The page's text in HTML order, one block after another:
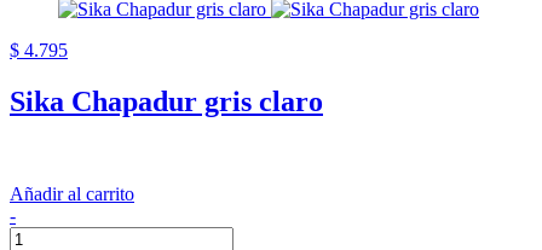
$ 4.795
Sika Chapadur gris claro
Añadir al carrito
-